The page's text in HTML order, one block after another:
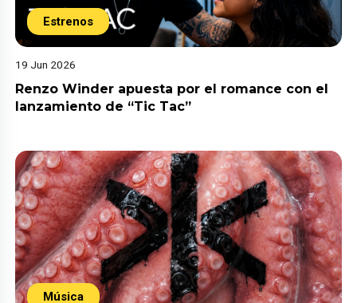
Estrenos
19 Jun 2026
Renzo Winder apuesta por el romance con el
lanzamiento de “Tic Tac”
Música